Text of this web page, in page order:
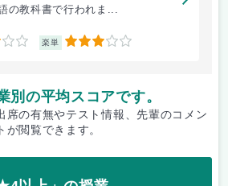
の教科書で行われま...
楽単 3
別の平均スコアです。
席の有無やテスト情報、先輩のコメン
トが閲覧できます。